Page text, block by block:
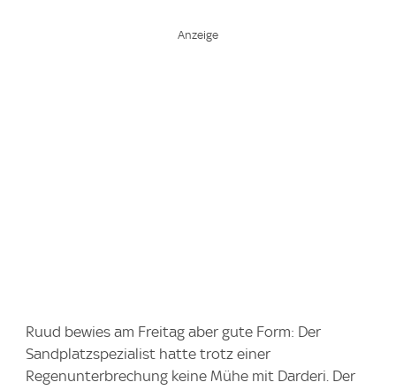
Ruud bewies am Freitag aber gute Form: Der
Sandplatzspezialist hatte trotz einer
Regenunterbrechung keine Mühe mit Darderi. Der